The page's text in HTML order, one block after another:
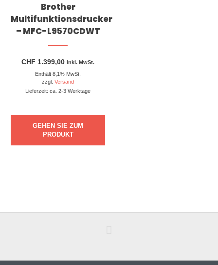
Brother
Multifunktionsdrucker
– MFC-L9570CDWT
CHF 1.399,00 inkl. MwSt.
Enthält 8,1% MwSt.
zzgl.Versand
Lieferzeit: ca. 2-3 Werktage
GEHEN SIE ZUM
PRODUKT